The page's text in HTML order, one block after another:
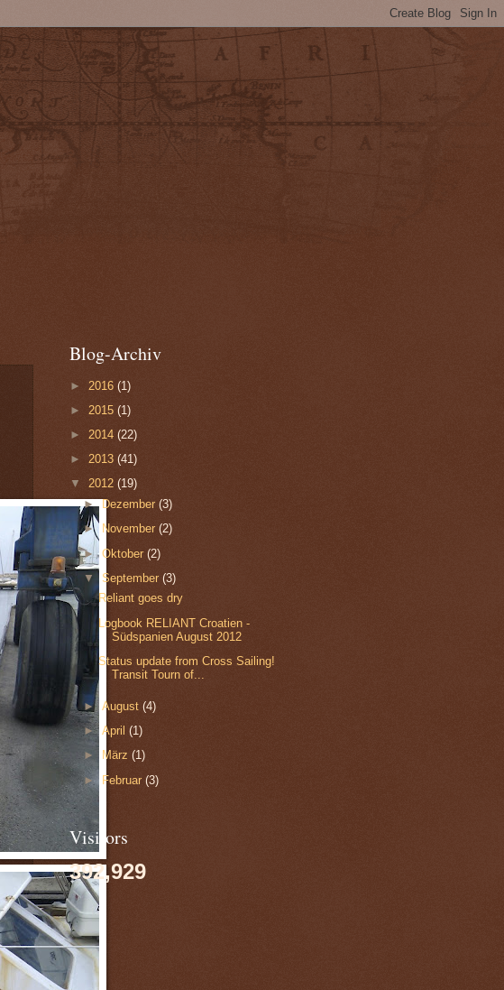
Blog-Archiv
► 2016 (1)
► 2015 (1)
► 2014 (22)
► 2013 (41)
▼ 2012 (19)
► Dezember(3)
► November(2)
►Oktober(2)
▼ September(3)
Reliant goes dry
Logbook RELIANT Croatien -
Südspanien August 2012
Status update from Cross Sailing!
Transit Tourn of...
►August(4)
►April(1)
►
März(1)
► Februar(3)
Visitors
392,929